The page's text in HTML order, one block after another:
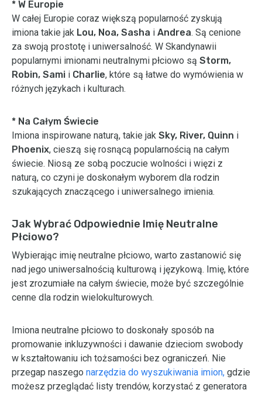
* W Europie
W całej Europie coraz większą popularność zyskują
imiona takie jak Lou, Noa, Sasha i Andrea. Są cenione
za swoją prostotę i uniwersalność. W Skandynawii
popularnymi imionami neutralnymi płciowo są Storm,
Robin, Sami i Charlie, które są łatwe do wymówienia w
różnych językach i kulturach.
* Na Całym Świecie
Imiona inspirowane naturą, takie jak Sky, River, Quinn i
Phoenix, cieszą się rosnącą popularnością na całym
świecie. Niosą ze sobą poczucie wolności i więzi z
naturą, co czyni je doskonałym wyborem dla rodzin
szukających znaczącego i uniwersalnego imienia.
Jak Wybrać Odpowiednie Imię Neutralne
Płciowo?
Wybierając imię neutralne płciowo, warto zastanowić się
nad jego uniwersalnością kulturową i językową. Imię, które
jest zrozumiałe na całym świecie, może być szczególnie
cenne dla rodzin wielokulturowych.
Imiona neutralne płciowo to doskonały sposób na
promowanie inkluzywności i dawanie dzieciom swobody
w kształtowaniu ich tożsamości bez ograniczeń. Nie
przegap naszego narzędzia do wyszukiwania imion, gdzie
możesz przeglądać listy trendów, korzystać z generatora